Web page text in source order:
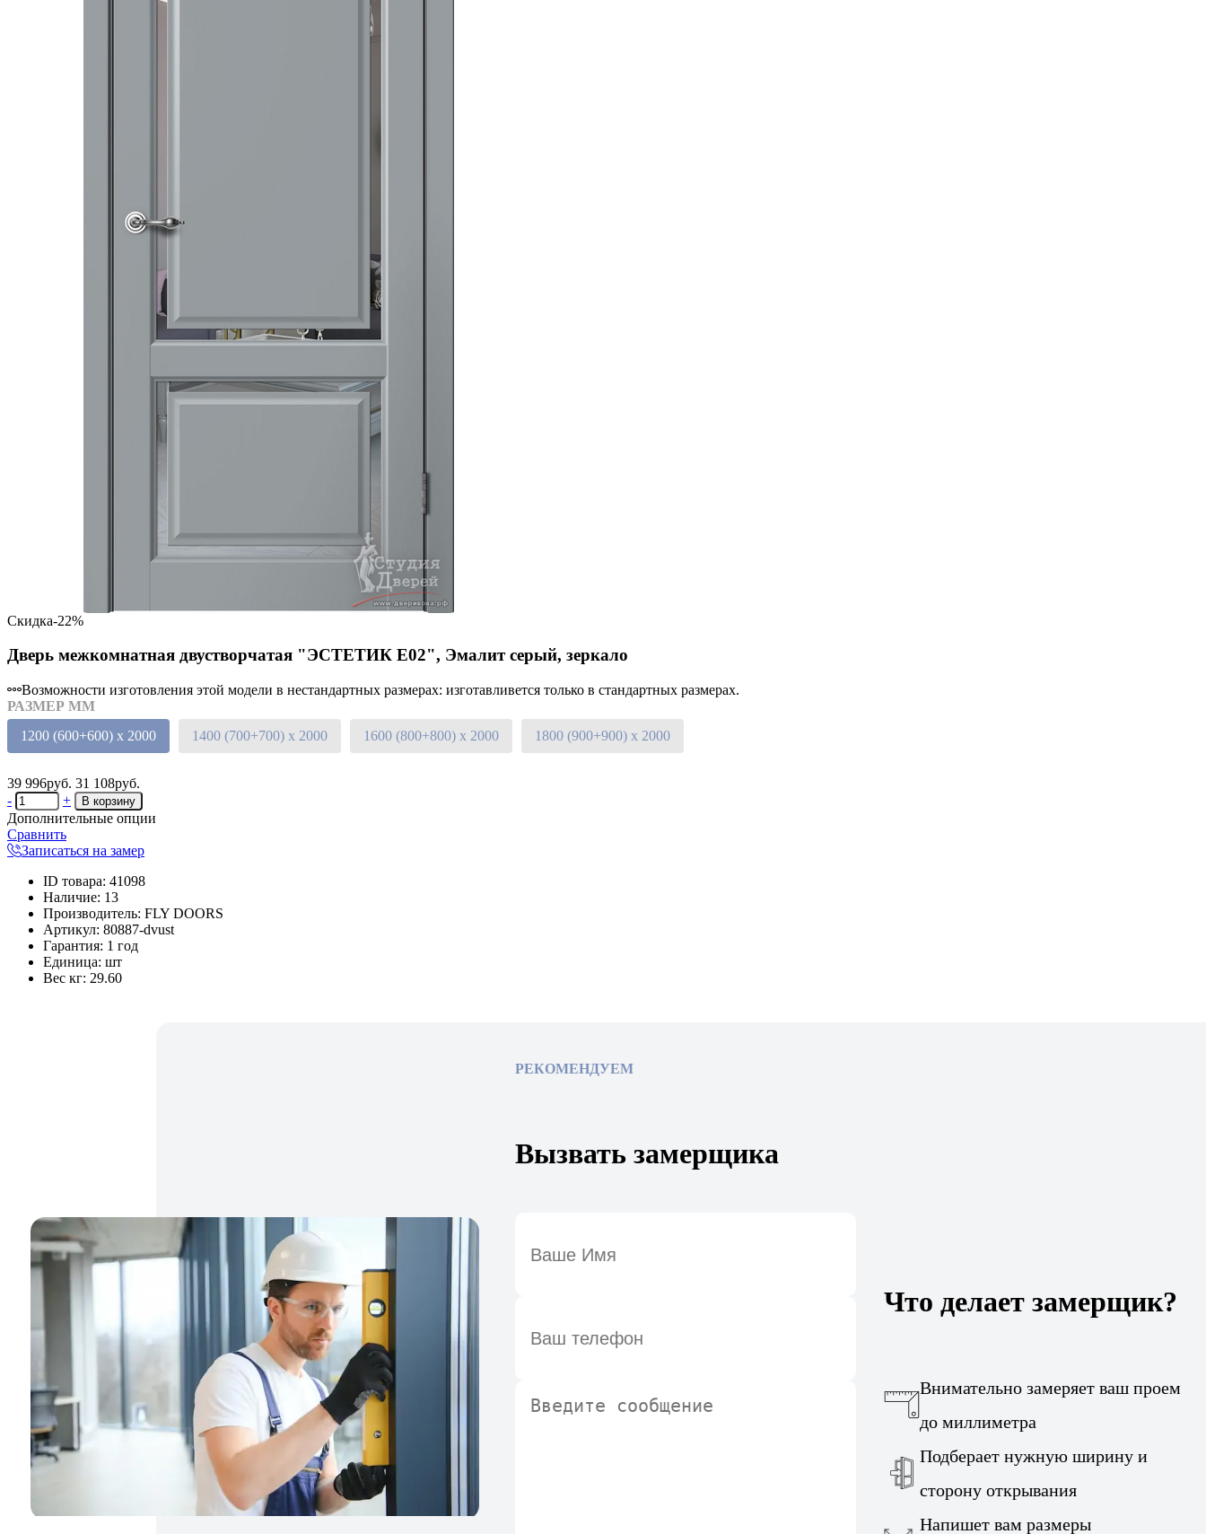
Скидка-22%
Дверь межкомнатная двустворчатая "ЭСТЕТИК E02", Эмалит серый, зеркало
Возможности изготовления этой модели в нестандартных размерах: изготавливется только в стандартных размерах.
РАЗМЕР ММ
1200 (600+600) х 2000
1400 (700+700) х 2000 1600 (800+800) х 2000 1800 (900+900) х 2000
39 996руб. 31 108руб.
-
+
Дополнительные опции
Сравнить
Записаться на замер
ID товара: 41098
Наличие: 13
Производитель: FLY DOORS
Артикул: 80887-dvust
Гарантия: 1 год
Единица: шт
Вес кг: 29.60
РЕКОМЕНДУЕМ
Вызвать замерщика
Что делает замерщик?
Внимательно замеряет ваш проем
до миллиметра
Подберает нужную ширину и
сторону открывания
Напишет вам размеры